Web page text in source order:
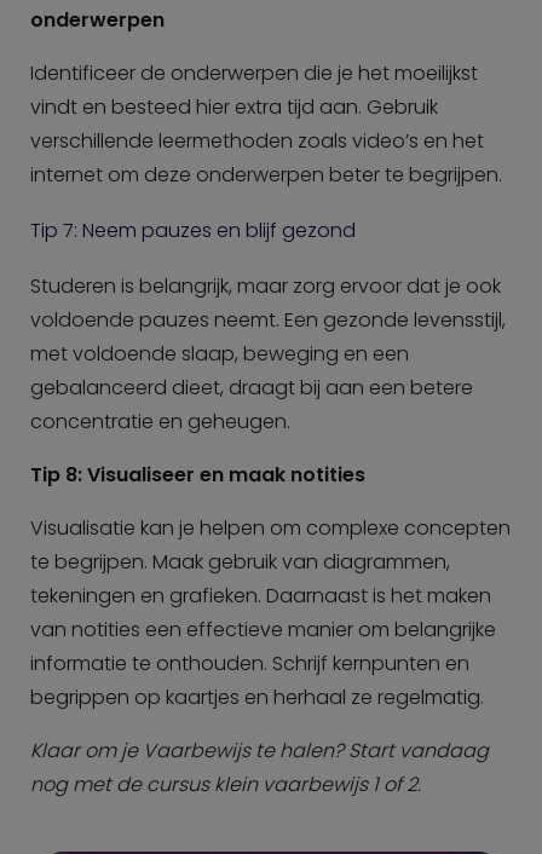
onderwerpen
Identificeer de onderwerpen die je het moeilijkst
vindt en besteed hier extra tijd aan. Gebruik
verschillende leermethoden zoals video’s en het
internet om deze onderwerpen beter te begrijpen.
Tip 7: Neem pauzes en blijf gezond
Studeren is belangrijk, maar zorg ervoor dat je ook
voldoende pauzes neemt. Een gezonde levensstijl,
met voldoende slaap, beweging en een
gebalanceerd dieet, draagt bij aan een betere
concentratie en geheugen.
Tip 8: Visualiseer en maak notities
Visualisatie kan je helpen om complexe concepten
te begrijpen. Maak gebruik van diagrammen,
tekeningen en grafieken. Daarnaast is het maken
van notities een effectieve manier om belangrijke
informatie te onthouden. Schrijf kernpunten en
begrippen op kaartjes en herhaal ze regelmatig.
Klaar om je Vaarbewijs te halen? Start vandaag
nog met de cursus klein vaarbewijs 1 of 2.